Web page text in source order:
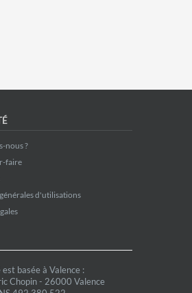
nous ?
faire
d'utilisations
basée à Valence :
Chopin - 26000 Valence